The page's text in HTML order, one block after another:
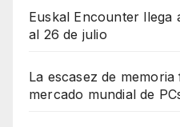
Euskal Encounter llega
al 26 de julio
La escasez de
mercado mundial de